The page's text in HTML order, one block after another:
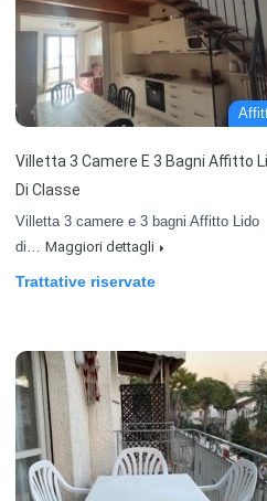
Villetta 3 Camere E 3 Bagni Affitto
Di Classe
Villetta 3 camere e 3 bagni Affitto Lido
di… Maggiori dettagli
Trattative riservate